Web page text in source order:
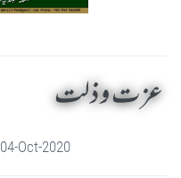
عزت و ذلت
04-Oct-2020